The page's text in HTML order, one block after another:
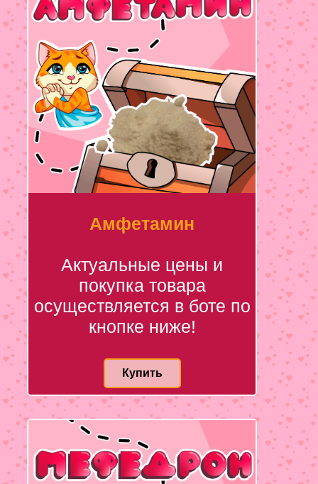
Амфетамин
Актуальные цены и
покупка товара
осуществляется в боте по
кнопке ниже!
Купить